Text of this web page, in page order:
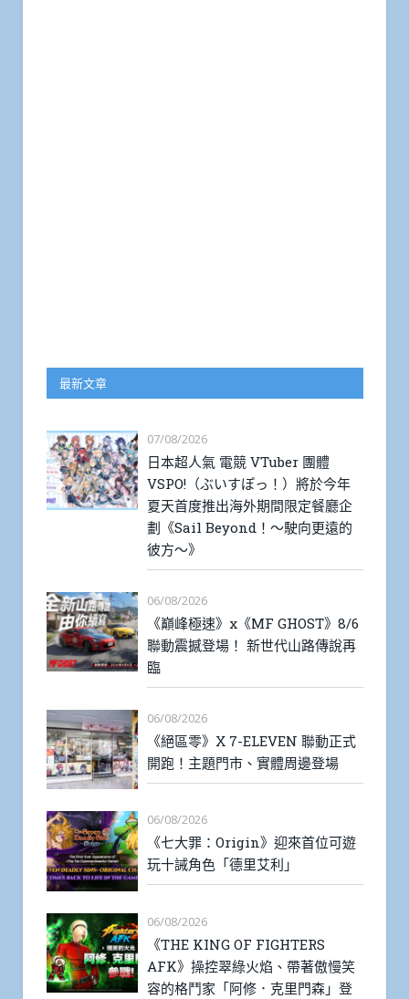
最新文章
07/08/2026
日本超人氣 電競 VTuber 團體
VSPO!（ぶいすぽっ！）將於今年
夏天首度推出海外期間限定餐廳企
劃《Sail Beyond！～駛向更遠的
彼方～》
06/08/2026
《巔峰極速》x《MF GHOST》8/6
聯動震撼登場！ 新世代山路傳說再
臨
06/08/2026
《絕區零》X 7-ELEVEN 聯動正式
開跑！主題門市、實體周邊登場
06/08/2026
《七大罪：Origin》迎來首位可遊
玩十誡角色「德里艾利」
06/08/2026
《THE KING OF FIGHTERS
AFK》操控翠綠火焰、帶著傲慢笑
容的格鬥家「阿修．克里門森」登